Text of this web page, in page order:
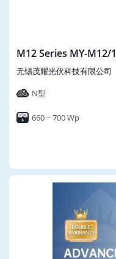
M12 Series MY-M12/
无锡茂耀光伏科技有限公司
N型
660 ~ 700 Wp